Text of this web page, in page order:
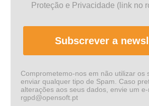
Proteção e Privacidade (link no
Subscrever a
Comprometemo-nos em não utilizar os
enviar qualquer tipo de Spam. Caso
alterações aos seus dados, envie um
rgpd@opensoft.pt